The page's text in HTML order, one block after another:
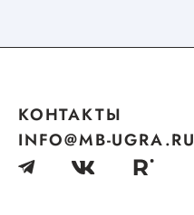
КОНТАКТЫ
INFO@MB-UGRA.RU